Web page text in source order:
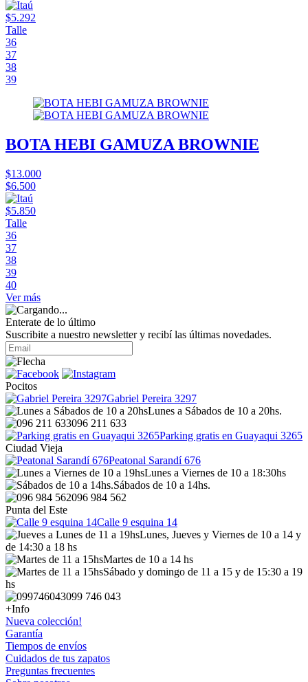
$5.292
Talle
36
37
38
39
BOTA HEBI GAMUZA BROWNIE
$13.000
$6.500
$5.850
Talle
36
37
38
39
40
Ver más
Enterate de lo último
Suscribite a nuestro newsletter y recibí las últimas novedades.
Pocitos
Gabriel Pereira 3297
Lunes a Sábados de 10 a 20hs.
096 211 633
Parking gratis en Guayaqui 3265
Ciudad Vieja
Peatonal Sarandí 676
Lunes a Viernes de 10 a 18:30hs
Sábados de 10 a 14hs.
096 984 562
Punta del Este
Calle 9 esquina 14
Lunes, Jueves y Viernes de 10 a 14 y
de 14:30 a 18 hs
Martes de 10 a 14 hs
Sábado y domingo de 11 a 15 y de 15:30 a 19
hs
099 746 043
+Info
Nueva colección!
Garantía
Tiempos de envíos
Cuidados de tus zapatos
Preguntas frecuentes